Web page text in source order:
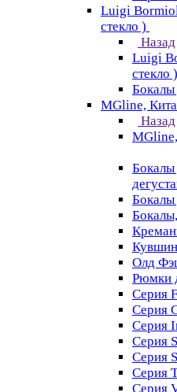
Luigi
стекло )
Назад
Luigi
стекло )
MGline,
Назад
Бокалы
Бокалы
Олд
Рюмки
Серия
Серия
Серия
Серия
Серия
Серия
Серия